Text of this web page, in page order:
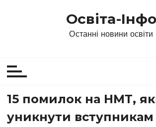
Освіта-Інфо
Останні новини освіти
15 помилок на НМТ,
уникнути вступникам